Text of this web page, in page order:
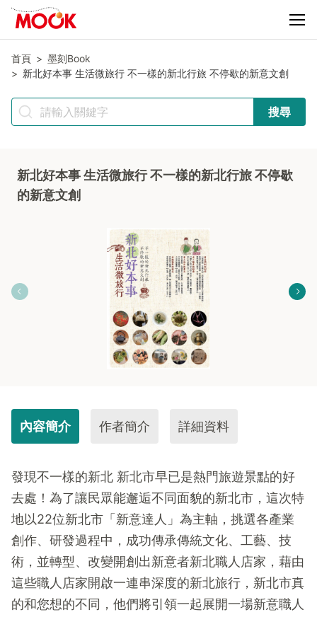
首頁
墨刻Book
新北好本事 生活微旅行 不一樣的新北行旅 不停歇的新意文創
搜尋
新北好本事 生活微旅行 不一樣的新北行旅 不停歇
的新意文創
內容簡介 作者簡介 詳細資料
發現不一樣的新北 新北市早已是熱門旅遊景點的好
去處！為了讓民眾能邂逅不同面貌的新北市，這次特
地以22位新北市「新意達人」為主軸，挑選各產業
創作、研發過程中，成功傳承傳統文化、工藝、技
術，並轉型、改變開創出新意者新北職人店家，藉由
這些職人店家開啟一連串深度的新北旅行，新北市真
的和您想的不同，他們將引領一起展開一場新意職人